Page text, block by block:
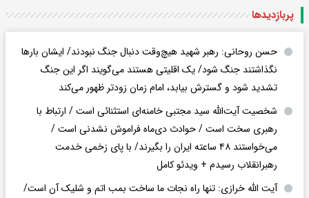
پربازدید‌ها
حسن روحانی: رهبر شهید هیچ‌وقت دنبال جنگ نبودند/ ایشان بارها
نگذاشتند جنگ شود/ یک اقلیتی هستند می‌گویند اگر این جنگ
تشدید شود و گسترش بیابد، امام زمان زودتر ظهور می‌کند
شخصیت آیت‌الله سید مجتبی خامنه‌ای استثنائی است / ارتباط با
رهبری سخت است / حوادث دی‌ماه فراموش نشدنی است /
می‌خواستند ۴۸ ساعته ایران را بگیرند/ با پای زخمی خدمت
رهبرانقلاب رسیدم + ویدئو کامل
آیت الله خرازی: تنها راه نجات ما ساخت بمب اتم و شلیک آن است/